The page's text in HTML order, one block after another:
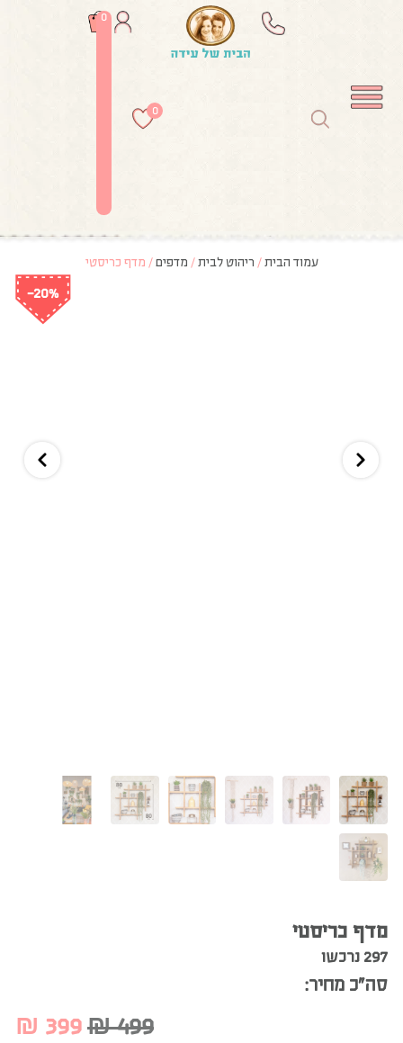
0
0
עמוד הבית/ ריהוט לבית/ מדפים/ מדף כריסטי
-20%
מדף כריסטי
297 נרכשו
סה”כ מחיר:
₪499
₪ 399